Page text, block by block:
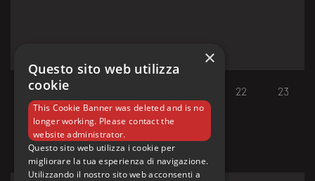
17 18 22 23
×
Questo sito web utilizza
cookie
This Cookie Banner was deleted and is no
longer working. Please contact the
website administrator.
Questo sito web utilizza i cookie per
migliorare la tua esperienza di navigazione.
Utilizzando il nostro sito web acconsenti a